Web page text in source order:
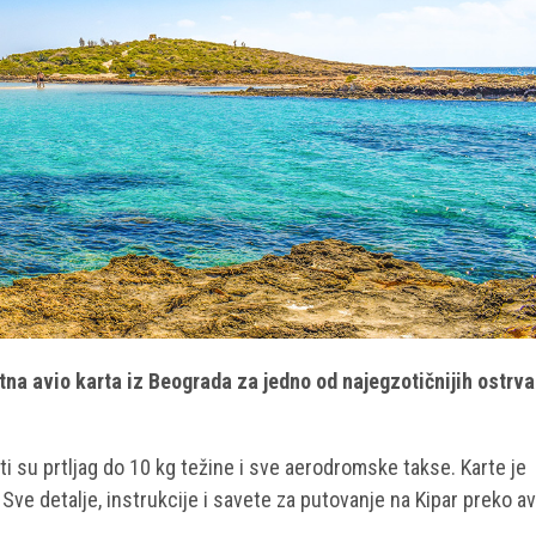
avio karta iz Beograda za jedno od najegzotičnijih
su prtljag do 10 kg težine i sve aerodromske takse. Karte je
detalje, instrukcije i savete za putovanje na Kipar preko